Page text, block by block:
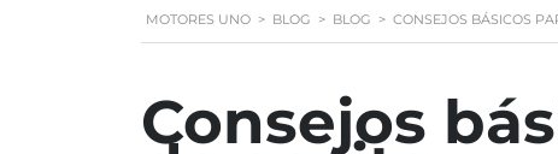
MOTORES UNO > BLOG > BLOG > CONSEJOS BÁSICOS
Consejos